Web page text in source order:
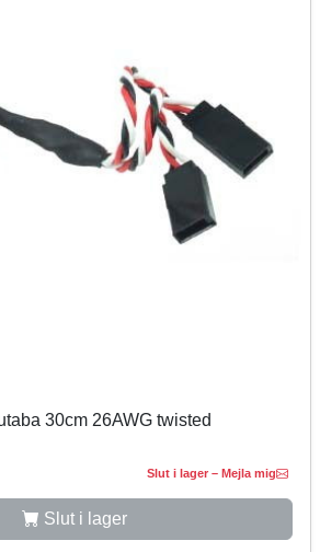
30cm 26AWG twisted
Slut i lager – Mejla mig
Slut i lager